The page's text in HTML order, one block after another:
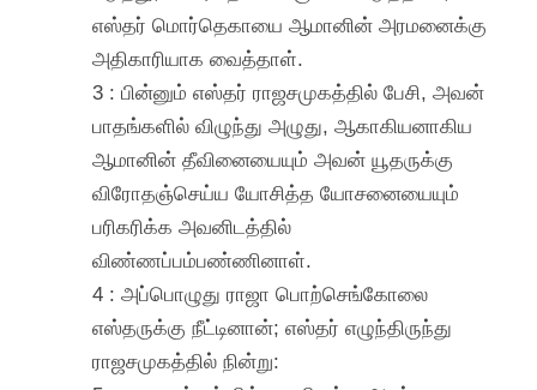
எஸ்தர் மொர்தெகாயை ஆமானின் அரமனைக்கு
அதிகாரியாக வைத்தாள்.
3 : பின்னும் எஸ்தர் ராஜசமுகத்தில் பேசி, அவன்
பாதங்களில் விழுந்து அழுது, ஆகாகியனாகிய
ஆமானின் தீவினையையும் அவன் யூதருக்கு
விரோதஞ்செய்ய யோசித்த யோசனையையும்
பரிகரிக்க அவனிடத்தில்
விண்ணப்பம்பண்ணினாள்.
4 : அப்பொழுது ராஜா பொற்செங்கோலை
எஸ்தருக்கு நீட்டினான்; எஸ்தர் எழுந்திருந்து
ராஜசமுகத்தில் நின்று: